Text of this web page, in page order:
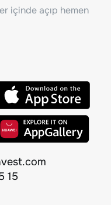
içinde açıp hemen
15